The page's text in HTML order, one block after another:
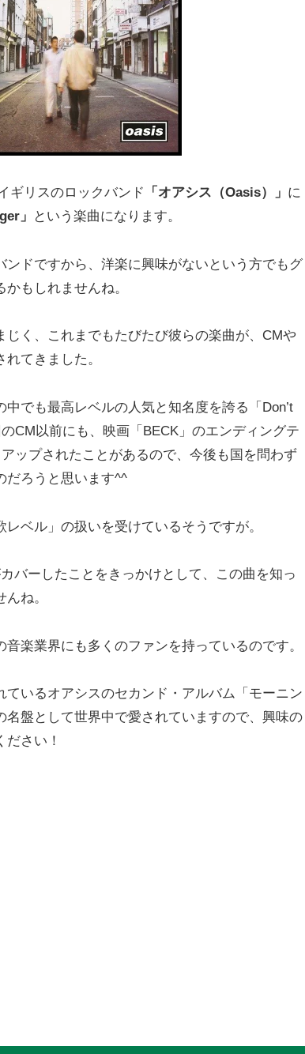
ギリスのロックバンド 「オアシス（Oasis）」 に
」 という楽曲になります。
ンドですから、洋楽に興味がないという方でもグ
もしれませんね。
じく、これまでもたびたび彼らの楽曲が、CMや
てきました。
でも最高レベルの人気と知名度を誇る「Don’t
CM以前にも、映画「BECK」のエンディングテ
ップされたことがあるので、今後も国を問わず
だろうと思います^^
ベル」の扱いを受けているそうですが。
バーしたことをきっかけとして、この曲を知っ
ね。
楽業界にも多くのファンを持っているのです。
ているオアシスのセカンド・アルバム「モーニン
名盤として世界中で愛されていますので、興味の
さい！